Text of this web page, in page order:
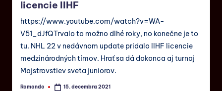
licencie IIHF
https://www.youtube.com/watch?v=WA-
V51_dJfQTrvalo to možno dlhé roky, no konečne je to
tu. NHL 22 v nedávnom update pridalo IIHF licencie
medzinárodných tímov. Hrať sa dá dokonca aj turnaj
Majstrovstiev sveta juniorov.
Romando 15. decembra 2021